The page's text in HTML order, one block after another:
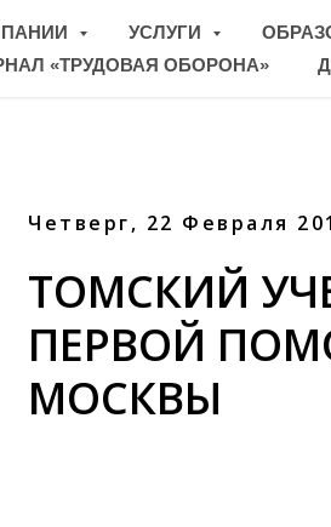
УСЛУГИ
«ТРУДОВАЯ ОБОРОНА»
Четверг, 22 Февраля
ТОМСКИЙ
ПЕРВОЙ
МОСКВЫ